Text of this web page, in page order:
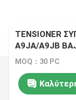
TENSIONER
A9JA/A9JB
J4D/J4K/J4M/
MOQ：30 PC